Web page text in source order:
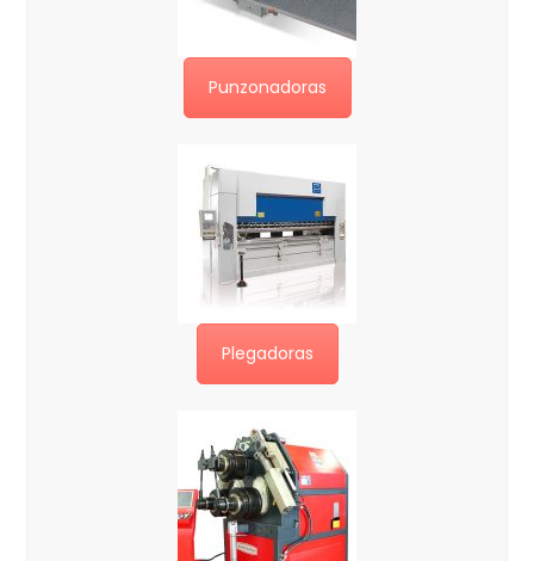
Punzonadoras
Plegadoras